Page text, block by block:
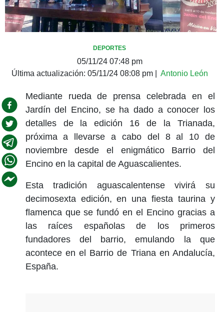
DEPORTES
05/11/24 07:48 pm
Última actualización: 05/11/24 08:08 pm| Antonio León
Mediante rueda de prensa celebrada en el
Jardín del Encino, se ha dado a conocer los
detalles de la edición 16 de la Trianada,
próxima a llevarse a cabo del 8 al 10 de
noviembre desde el enigmático Barrio del
Encino en la capital de Aguascalientes.
Esta tradición aguascalentense vivirá su
decimosexta edición, en una fiesta taurina y
flamenca que se fundó en el Encino gracias a
las raíces españolas de los primeros
fundadores del barrio, emulando la que
acontece en el Barrio de Triana en Andalucía,
España.